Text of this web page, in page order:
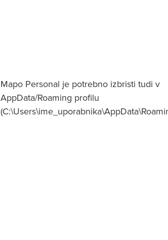
Mapo Personal je potrebno izbristi tudi v
AppData/Roaming profilu